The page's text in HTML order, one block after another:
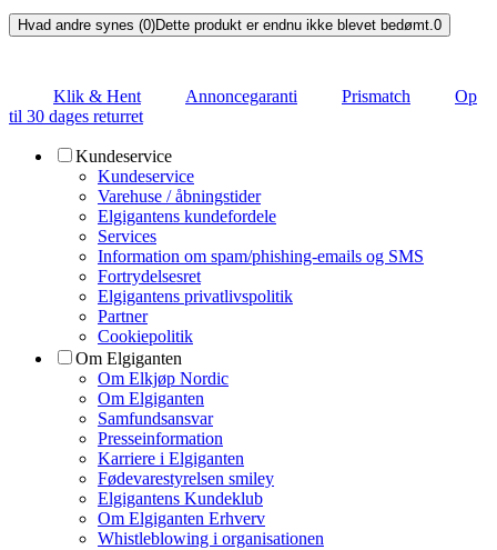
Hvad andre synes (0)Dette produkt er endnu ikke blevet bedømt. 0
Klik & Hent Annoncegaranti Prismatch
Op
til 30 dages returret
Kundeservice
Kundeservice
Varehuse / åbningstider
Elgigantens kundefordele
Services
Information om spam/phishing-emails og SMS
Fortrydelsesret
Elgigantens privatlivspolitik
Partner
Cookiepolitik
Om Elgiganten
Om Elkjøp Nordic
Om Elgiganten
Samfundsansvar
Presseinformation
Karriere i Elgiganten
Fødevarestyrelsen smiley
Elgigantens Kundeklub
Om Elgiganten Erhverv
Whistleblowing i organisationen